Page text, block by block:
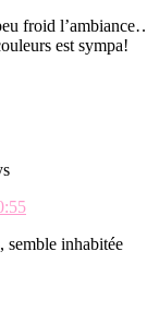
froid
est sympa!
semble inhabitée